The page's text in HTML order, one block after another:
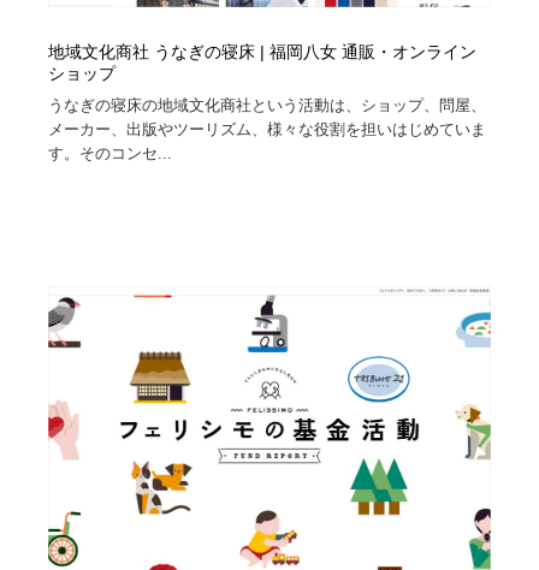
地域文化商社 うなぎの寝床 | 福岡八女 通販・オンライン
ショップ
うなぎの寝床の地域文化商社という活動は、ショップ、問屋、
メーカー、出版やツーリズム、様々な役割を担いはじめていま
す。そのコンセ...